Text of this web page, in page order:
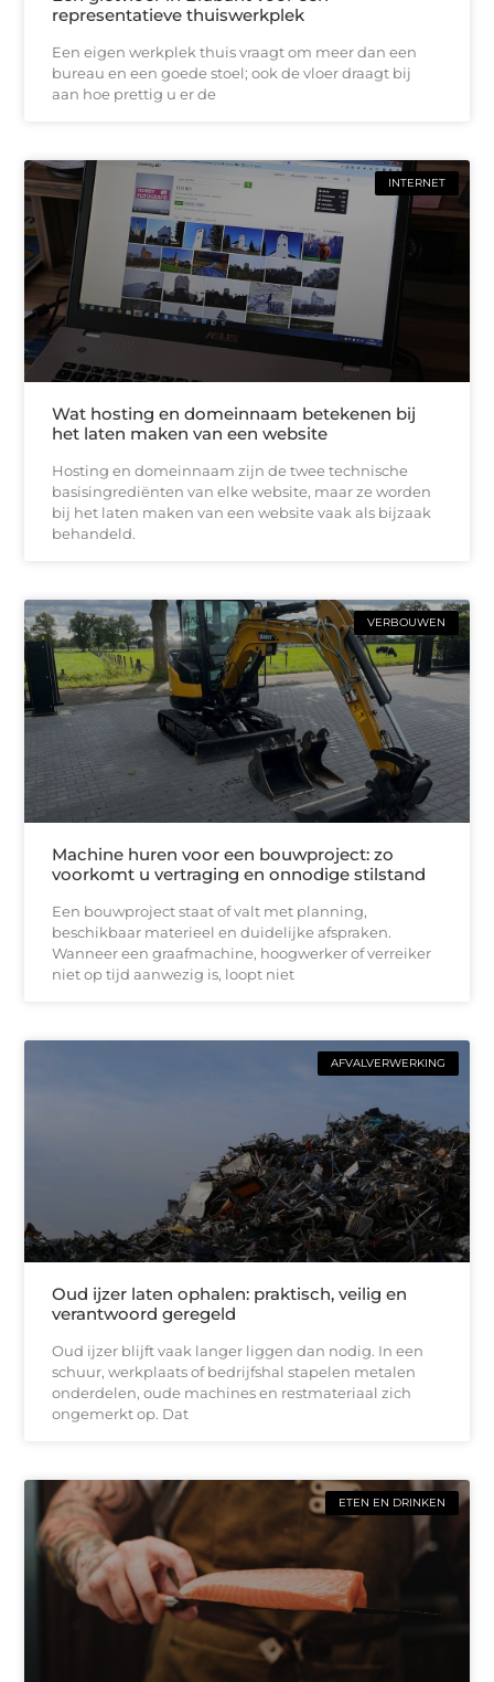
representatieve thuiswerkplek
Een eigen werkplek thuis vraagt om meer dan een
bureau en een goede stoel; ook de vloer draagt bij
aan hoe prettig u er de
INTERNET
Wat hosting en domeinnaam betekenen bij
het laten maken van een website
Hosting en domeinnaam zijn de twee technische
basisingrediënten van elke website, maar ze worden
bij het laten maken van een website vaak als bijzaak
behandeld.
VERBOUWEN
Machine huren voor een bouwproject: zo
voorkomt u vertraging en onnodige stilstand
Een bouwproject staat of valt met planning,
beschikbaar materieel en duidelijke afspraken.
Wanneer een graafmachine, hoogwerker of verreiker
niet op tijd aanwezig is, loopt niet
AFVALVERWERKING
Oud ijzer laten ophalen: praktisch, veilig en
verantwoord geregeld
Oud ijzer blijft vaak langer liggen dan nodig. In een
schuur, werkplaats of bedrijfshal stapelen metalen
onderdelen, oude machines en restmateriaal zich
ongemerkt op. Dat
ETEN EN DRINKEN